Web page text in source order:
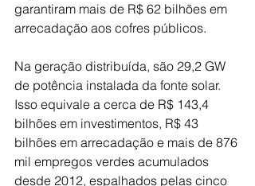
garantiram mais de R$ 62 bilhões em
arrecadação aos cofres públicos.
Na geração distribuída, são 29,2 GW
de potência instalada da fonte solar.
Isso equivale a cerca de R$ 143,4
bilhões em investimentos, R$ 43
bilhões em arrecadação e mais de 876
mil empregos verdes acumulados
desde 2012, espalhados pelas cinco